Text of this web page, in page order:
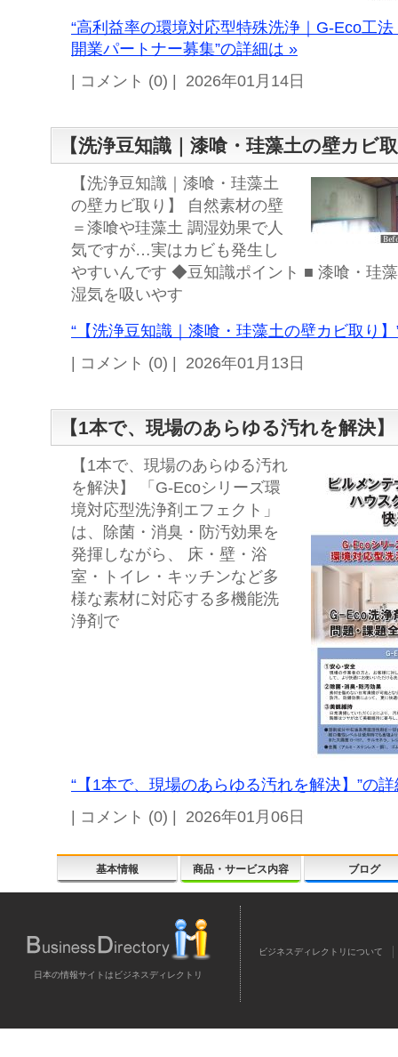
“高利益率の環境対応型特殊洗浄｜G-Eco工
開業パートナー募集”の詳細は »
| コメント (0) | 2026年01月14日
【洗浄豆知識｜漆喰・珪藻土の壁カビ
【洗浄豆知識｜漆喰・珪藻土
の壁カビ取り】 自然素材の壁
＝漆喰や珪藻土 調湿効果で人
気ですが…実はカビも発生し
やすいんです ◆豆知識ポイント ■ 漆喰・珪
湿気を吸いやす
“【洗浄豆知識｜漆喰・珪藻土の壁カビ取り
| コメント (0) | 2026年01月13日
【1本で、現場のあらゆる汚れを解決】
【1本で、現場のあらゆる汚れ
を解決】 「G-Ecoシリーズ環
境対応型洗浄剤エフェクト」
は、除菌・消臭・防汚効果を
発揮しながら、 床・壁・浴
室・トイレ・キッチンなど多
様な素材に対応する多機能洗
浄剤で
“【1本で、現場のあらゆる汚れを解決】”の
| コメント (0) | 2026年01月06日
基本情報 商品・サービス内容 ブログ
日本の情報サイトはビジネスディレクトリ
ビジネスディレクトリについて